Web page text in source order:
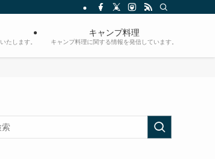
たします。
キャンプ料理
キャンプ料理に関する情報を発信しています。